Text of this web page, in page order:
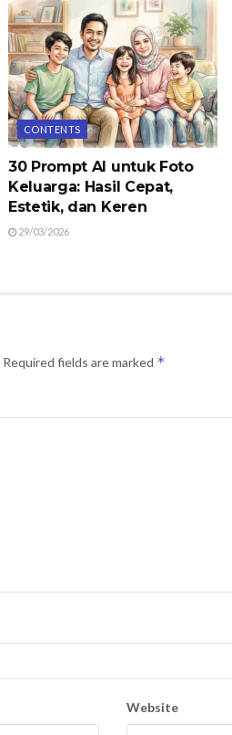
CONTENTS
30 Prompt AI untuk Foto
Keluarga: Hasil Cepat,
Estetik, dan Keren
29/03/2026
Required fields are marked *
Website